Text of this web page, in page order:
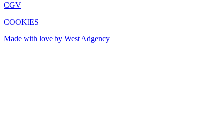
CGV
COOKIES
Made with love by West Adgency